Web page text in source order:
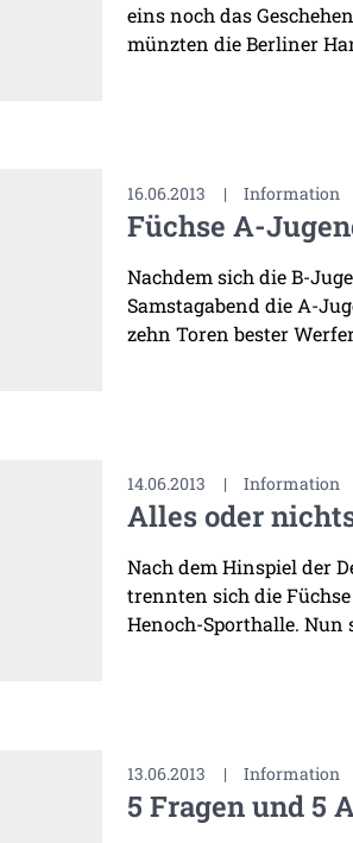
eins noch das
münzten die Berliner
16.06.2013 | Information
Füchse A-
Nachdem sich die B-
Samstagabend die A-
zehn Toren bester
14.06.2013 | Information
Alles oder
Nach dem Hinspiel der
trennten sich die
Henoch-Sporthalle. Nun
13.06.2013 | Information
5 Fragen und 5